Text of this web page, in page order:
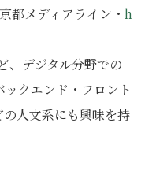
都メディアライン・ h
、デジタル分野での
クエンド・フロント
人文系にも興味を持